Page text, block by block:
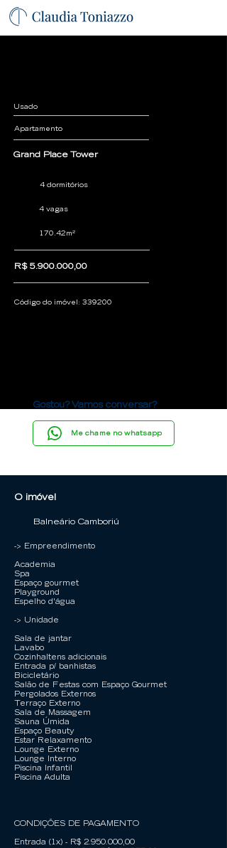
Usado
Apartamento
Grand Place Tower
4 dormitórios
4 vagas
170.42m²
R$5.900.000,00
Código do imóvel: 339200
Gostou? Vamos conversar?
Me chame no whatsapp
O imóvel
Balneário Camboriú
-> Empreendimento
Academia
Spa
Espaço gourmet
Playground
Espelho d'água
-> Unidade
Sala de jantar
Lavabo
CozinhaItens adicionais
Entrada p/ banhistas
Bicicletário
Salão de Festas com Espaço Gourmet
Pergolados Externos
Terraço Externo
Sala de Massagem
Sauna Úmida
Espaço Beauty
Estar Relaxamento
Lounge Externo
Lounge Interno
Piscina Infantil
Piscina Adulta
CONDIÇÕES DE PAGAMENTO
Entrada (1x) - R$ 2.950.000,00